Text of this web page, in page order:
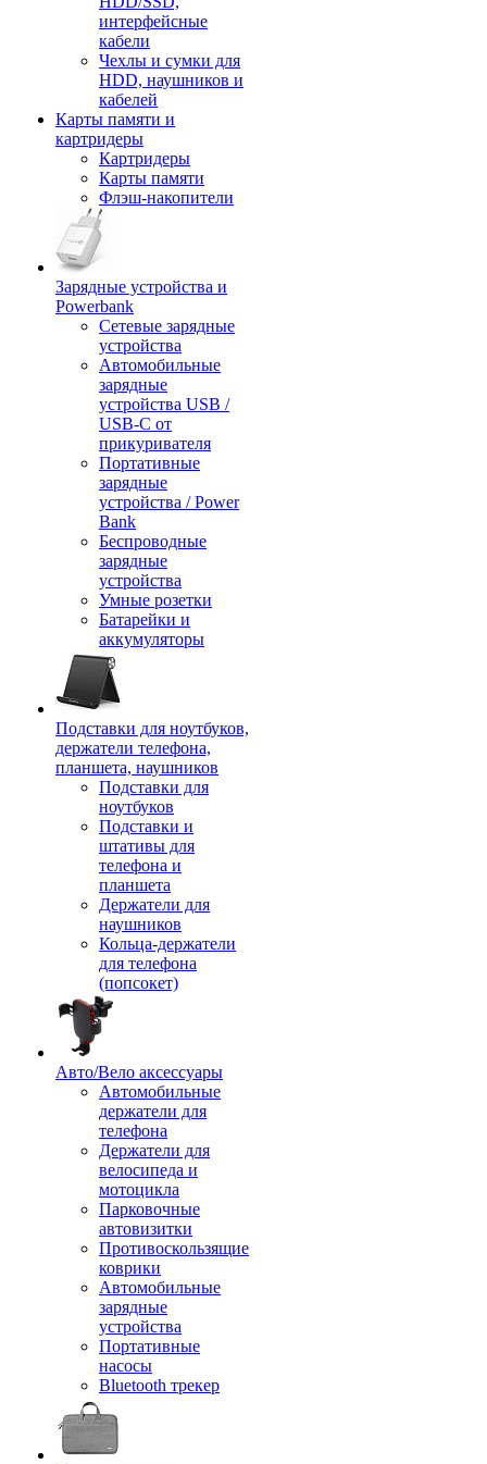
интерфейсные
кабели
Чехлы и сумки для
HDD, наушников и
кабелей
Карты памяти и
картридеры
Картридеры
Карты памяти
Флэш-накопители
Зарядные устройства и
Powerbank
Сетевые зарядные
устройства
Автомобильные
зарядные
устройства USB /
USB-C от
прикуривателя
Портативные
зарядные
устройства / Power
Bank
Беспроводные
зарядные
устройства
Умные розетки
Батарейки и
аккумуляторы
Подставки для ноутбуков,
держатели телефона,
планшета, наушников
Подставки для
ноутбуков
Подставки и
штативы для
телефона и
планшета
Держатели для
наушников
Кольца-держатели
для телефона
(попсокет)
Авто/Вело аксессуары
Автомобильные
держатели для
телефона
Держатели для
велосипеда и
мотоцикла
Парковочные
автовизитки
Противоскользящие
коврики
Автомобильные
зарядные
устройства
Портативные
насосы
Bluetooth трекер